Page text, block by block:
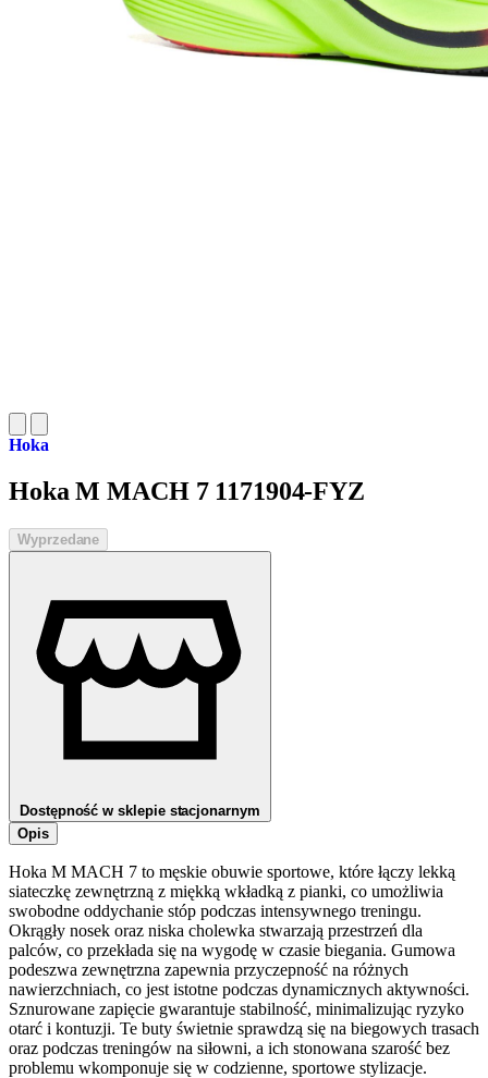
Hoka
Hoka M MACH 7 1171904-FYZ
Wyprzedane
Dostępność w sklepie stacjonarnym
Opis
Hoka M MACH 7 to męskie obuwie sportowe, które łączy lekką
siateczkę zewnętrzną z miękką wkładką z pianki, co umożliwia
swobodne oddychanie stóp podczas intensywnego treningu.
Okrągły nosek oraz niska cholewka stwarzają przestrzeń dla
palców, co przekłada się na wygodę w czasie biegania. Gumowa
podeszwa zewnętrzna zapewnia przyczepność na różnych
nawierzchniach, co jest istotne podczas dynamicznych aktywności.
Sznurowane zapięcie gwarantuje stabilność, minimalizując ryzyko
otarć i kontuzji. Te buty świetnie sprawdzą się na biegowych trasach
oraz podczas treningów na siłowni, a ich stonowana szarość bez
problemu wkomponuje się w codzienne, sportowe stylizacje.